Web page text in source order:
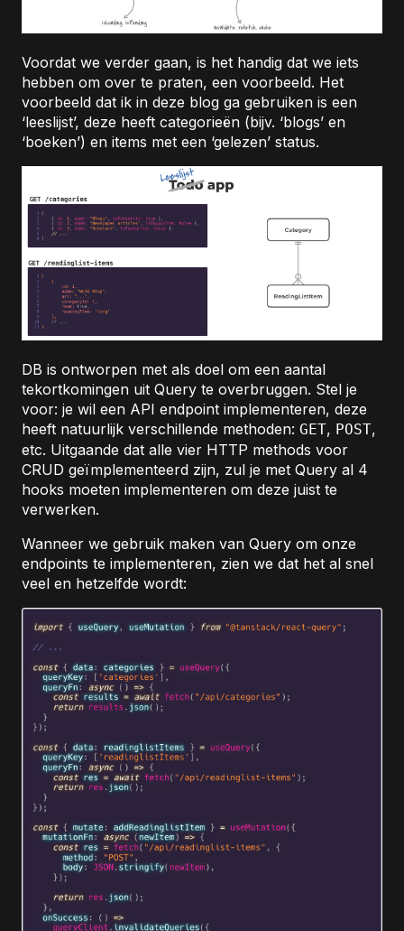
Voordat we verder gaan, is het handig dat we iets
hebben om over te praten, een voorbeeld. Het
voorbeeld dat ik in deze blog ga gebruiken is een
‘leeslijst’, deze heeft categorieën (bijv. ‘blogs’ en
‘boeken’) en items met een ‘gelezen’ status.
DB is ontworpen met als doel om een aantal
tekortkomingen uit Query te overbruggen. Stel je
voor: je wil een API endpoint implementeren, deze
heeft natuurlijk verschillende methoden: GET, POST,
etc. Uitgaande dat alle vier HTTP methods voor
CRUD geïmplementeerd zijn, zul je met Query al 4
hooks moeten implementeren om deze juist te
verwerken.
Wanneer we gebruik maken van Query om onze
endpoints te implementeren, zien we dat het al snel
veel en hetzelfde wordt: